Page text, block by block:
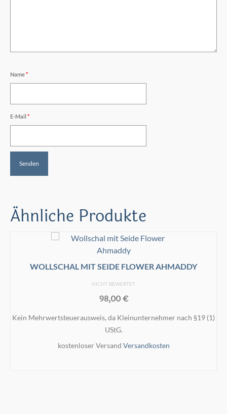
Name*
E-Mail *
Ähnliche Produkte
WOLLSCHAL MIT SEIDE FLOWER AHMADDY
NICHT BEWERTET
98,00€
Kein Mehrwertsteuerausweis, da Kleinunternehmer nach §19 (1)
UStG.
kostenloser Versand Versandkosten